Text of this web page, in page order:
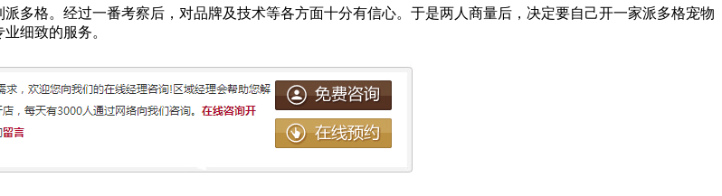
格。经过一番考察后，对品牌及技术等各方面十分有信心。于是两人商量后，决定要自己开一家派多格宠物
细致的服务。